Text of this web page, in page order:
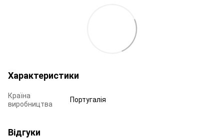
Характеристики
Країна
виробництва
Португалія
Відгуки